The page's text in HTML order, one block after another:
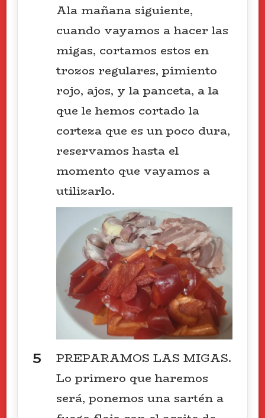
Ala mañana siguiente,
cuando vayamos a hacer las
migas, cortamos estos en
trozos regulares, pimiento
rojo, ajos, y la panceta, a la
que le hemos cortado la
corteza que es un poco dura,
reservamos hasta el
momento que vayamos a
utilizarlo.
PREPARAMOS LAS MIGAS.
Lo primero que haremos
será, ponemos una sartén a